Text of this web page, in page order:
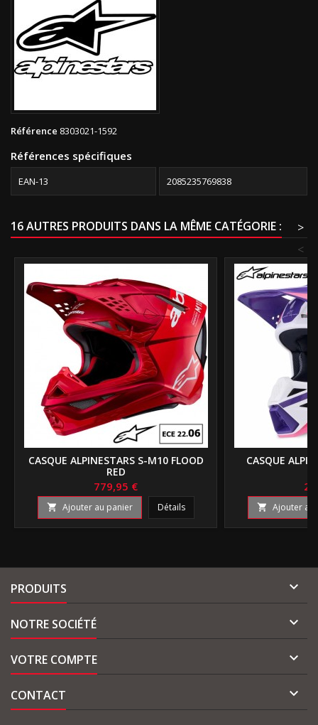
Référence 8303021-1592
Références spécifiques
EAN-13 2085235769838
16 AUTRES PRODUITS DANS LA MÊME CATÉGORIE :
>
<
CASQUE ALPINESTARS S-M10 FLOOD
RED
779,95 €
 Ajouter au panier Détails
CASQUE
 Ajouter au
PRODUITS 
NOTRE SOCIÉTÉ 
VOTRE COMPTE 
CONTACT 